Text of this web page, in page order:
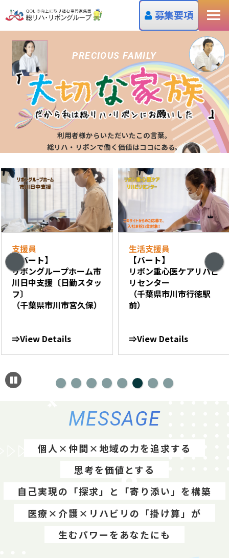
募集要項
PRECIOUS FAMILY
利用者様からいただいたこの言葉。
総リハ・リボンで働く価値はココにある。
支援員
【パート】
リボングループホーム市
川日中支援〔日勤スタッ
フ〕
（千葉県市川市宮久保）
⇒View Details
生活支援員
【パート】
リボン重心医ケアリハビ
リセンター
（千葉県市川市行徳駅
前）
⇒View Details
MESSAGE
個人×仲間×地域の力を追求する
思考を価値とする
自己実現の「探求」と「寄り添い」を構築
医療×介護×リハビリの「掛け算」が
生むパワーをあなたにも